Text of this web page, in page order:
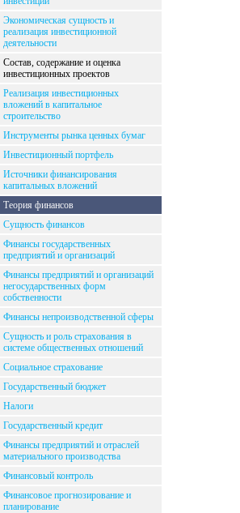
Экономическая сущность и
реализация инвестиционной
деятельности
Состав, содержание и оценка
инвестиционных проектов
Реализация инвестиционных
вложений в капитальное
строительство
Инструменты рынка ценных бумаг
Инвестиционный портфель
Источники финансирования
капитальных вложений
Теория финансов
Сущность финансов
Финансы государственных
предприятий и организаций
Финансы предприятий и организаций
негосударственных форм
собственности
Финансы непроизводственной сферы
Сущность и роль страхования в
системе общественных отношений
Социальное страхование
Государственный бюджет
Налоги
Государственный кредит
Финансы предприятий и отраслей
материального производства
Финансовый контроль
Финансовое прогнозирование и
планирование